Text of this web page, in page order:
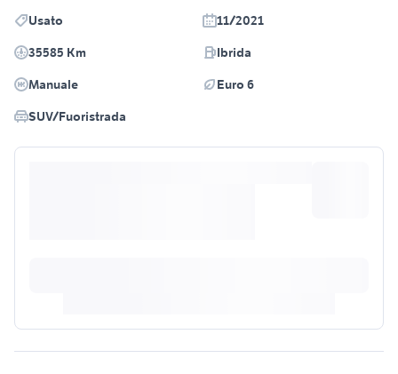
Usato
11/2021
35585 Km
Ibrida
Manuale
Euro 6
SUV/Fuoristrada